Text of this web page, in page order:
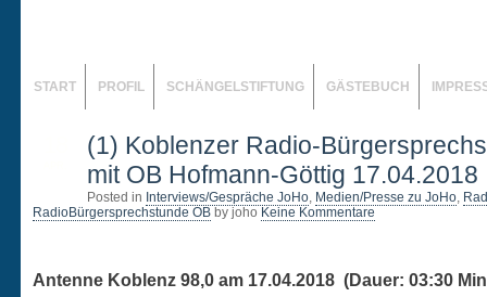
START PROFIL SCHÄNGELSTIFTUNG GÄSTEBUCH
(1) Koblenzer Radio-
mit OB Hofmann-Göttig 17.04.2018
Posted in Interviews/Gespräche JoHo, Medien/Presse zu JoHo,
RadioBürgersprechstunde OB by joho Keine Kommentare
Antenne Koblenz 98,0 am 17.04.2018 (Dauer: 03:30